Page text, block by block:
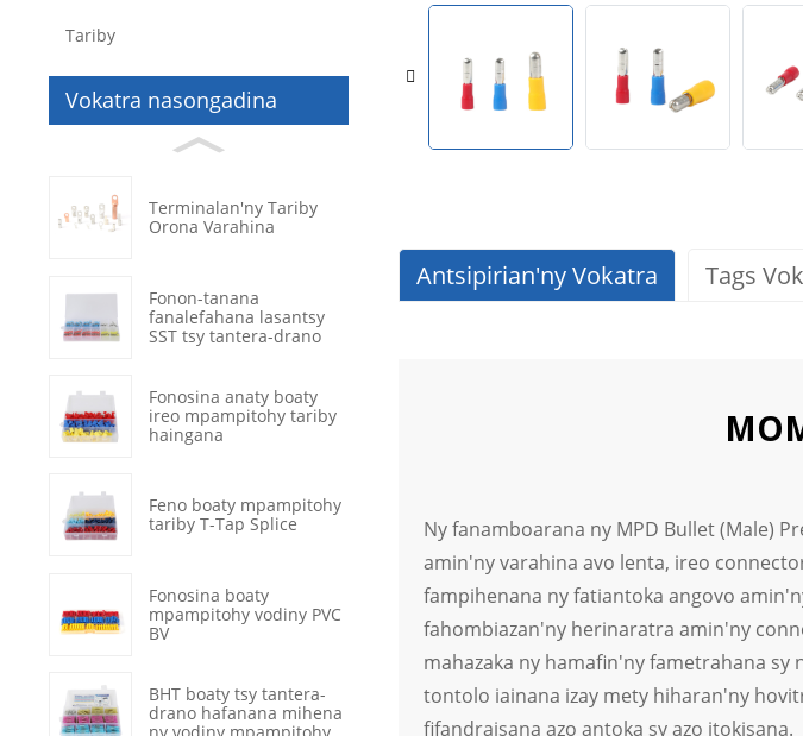
Tariby
Vokatra nasongadina
Terminalan'ny Tariby
Orona Varahina
Fonon-tanana
fanalefahana lasantsy
SST tsy tantera-drano
Fonosina anaty boaty
ireo mpampitohy tariby
haingana
Feno boaty mpampitohy
tariby T-Tap Splice
Fonosina boaty
mpampitohy vodiny PVC
BV
BHT boaty tsy tantera-
drano hafanana mihena
Antsipirian'ny Vokatra Tags
Ny fanamboarana ny MPD Bullet (Male)
amin'ny varahina avo lenta, ireo
fampihenana ny fatiantoka angovo
fahombiazan'ny herinaratra amin'ny
mahazaka ny hamafin'ny fametrahana sy
tontolo iainana izay mety hiharan'ny
fifandraisana azo antoka sy azo itokisana.